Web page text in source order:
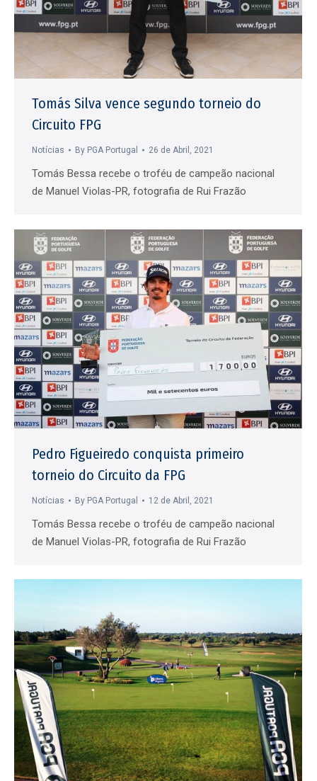
Tomás Silva vence segundo torneio do
Circuito FPG
Notícias By PGA Portugal 26 de Abril, 2021
Tomás Bessa recebe o troféu de campeão nacional
de Manuel Violas-PR, fotografia de Rui Frazão
Pedro Figueiredo conquista primeiro
torneio do Circuito da FPG
Notícias By PGA Portugal 12 de Abril, 2021
Tomás Bessa recebe o troféu de campeão nacional
de Manuel Violas-PR, fotografia de Rui Frazão